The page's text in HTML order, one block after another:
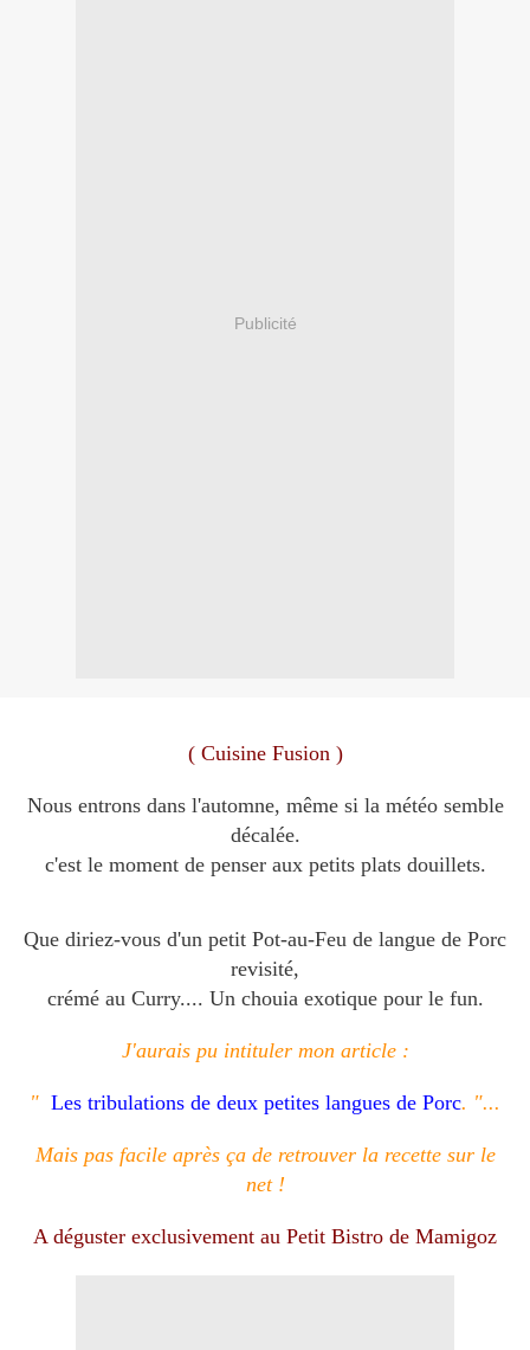
Publicité
( Cuisine Fusion )
Nous entrons dans l'automne, même si la météo semble
décalée.
c'est le moment de penser aux petits plats douillets.
Que diriez-vous d'un petit Pot-au-Feu de langue de Porc
revisité,
crémé au Curry.... Un chouia exotique pour le fun.
J'aurais pu intituler mon article :
" Les tribulations de deux petites langues de Porc. "...
Mais pas facile après ça de retrouver la recette sur le
net !
A déguster exclusivement au Petit Bistro de Mamigoz